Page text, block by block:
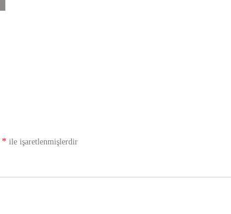
* ile işaretlenmişlerdir